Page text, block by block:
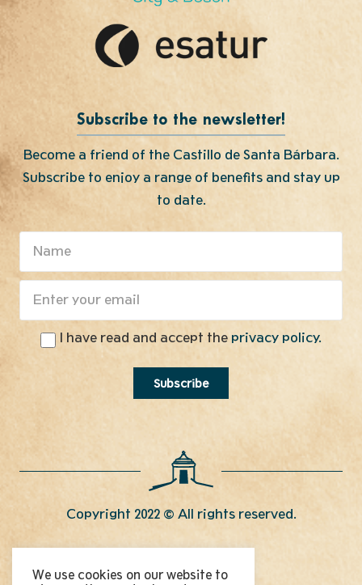
Subscribe to the newsletter!
Become a friend of the Castillo de Santa Bárbara.
Subscribe to enjoy a range of benefits and stay up
to date.
I have read and accept the privacy policy.
Copyright 2022 © All rights reserved.
We use cookies on our website to